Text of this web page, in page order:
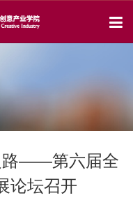
路——第六届全
论坛召开